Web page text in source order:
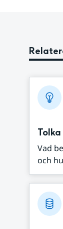
Vad
och